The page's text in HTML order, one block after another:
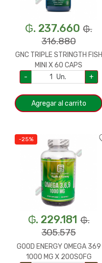
₲. 237.660 ₲.
316.880
GNC TRIPLE STRINGTH FISH
MINI X 60 CAPS
-
Un. +
Agregar al carrito
-25%
₲. 229.181 ₲.
305.575
GOOD ENERGY OMEGA 369
1000 MG X 200SOFG